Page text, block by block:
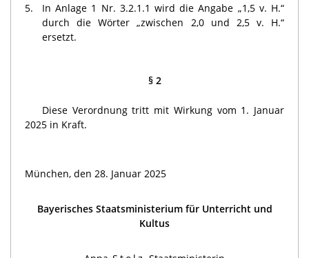
5.
In Anlage 1 Nr. 3.2.1.1 wird die Angabe „1,5 v. H.“
durch die Wörter „zwischen 2,0 und 2,5 v. H.“
ersetzt.
§ 2
Diese Verordnung tritt mit Wirkung vom 1. Januar
2025 in Kraft.
München, den 28. Januar 2025
Bayerisches Staatsministerium für Unterricht und
Kultus